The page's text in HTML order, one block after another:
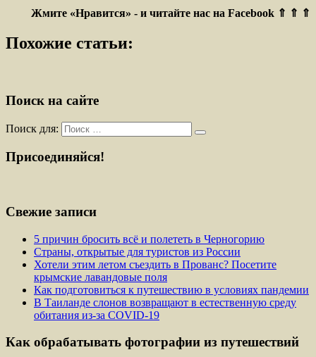
Жмите «Нравится» - и читайте нас на Facebook ⇑ ⇑ ⇑
Похожие статьи:
Поиск на сайте
Поиск для:
Присоединяйся!
Свежие записи
5 причин бросить всё и полететь в Черногорию
Страны, открытые для туристов из России
Хотели этим летом съездить в Прованс? Посетите
крымские лавандовые поля
Как подготовиться к путешествию в условиях пандемии
В Таиланде слонов возвращают в естественную среду
обитания из-за COVID-19
Как обрабатывать фотографии из путешествий